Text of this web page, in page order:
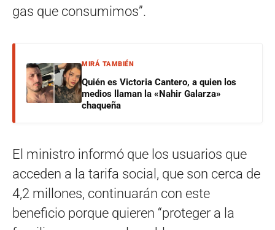
gas que consumimos”.
MIRÁ TAMBIÉN
Quién es Victoria Cantero, a quien los
medios llaman la «Nahir Galarza»
chaqueña
El ministro informó que los usuarios que
acceden a la tarifa social, que son cerca de
4,2 millones, continuarán con este
beneficio porque quieren “proteger a la